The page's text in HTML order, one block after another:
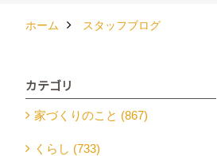
ホーム スタッフブログ
カテゴリ
家づくりのこと (867)
くらし (733)